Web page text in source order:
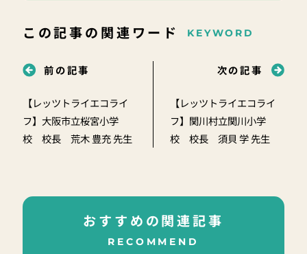
この記事の関連ワード KEYWORD
前の記事
【レッツトライエコライ
フ】大阪市立桜宮小学
校 校長 荒木 豊充 先生
次の記事
【レッツトライエコライ
フ】関川村立関川小学
校 校長 須貝 学 先生
おすすめの関連記事
RECOMMEND